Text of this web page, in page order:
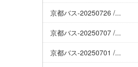
京都バス-20250726 /...
京都バス-20250707 /...
京都バス-20250701 /...